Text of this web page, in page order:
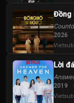
Đồng
2026
Vietsub
Lời
2019
Vietsub